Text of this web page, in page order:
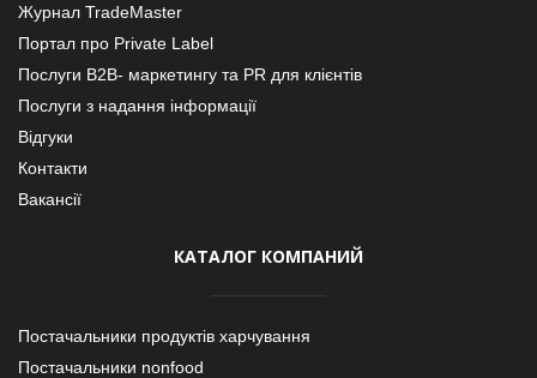
Журнал TradeMaster
Портал про Private Label
Послуги В2В- маркетингу та PR для клієнтів
Послуги з надання інформації
Відгуки
Контакти
Вакансії
КАТАЛОГ КОМПАНИЙ
Постачальники продуктів харчування
Постачальники nonfood